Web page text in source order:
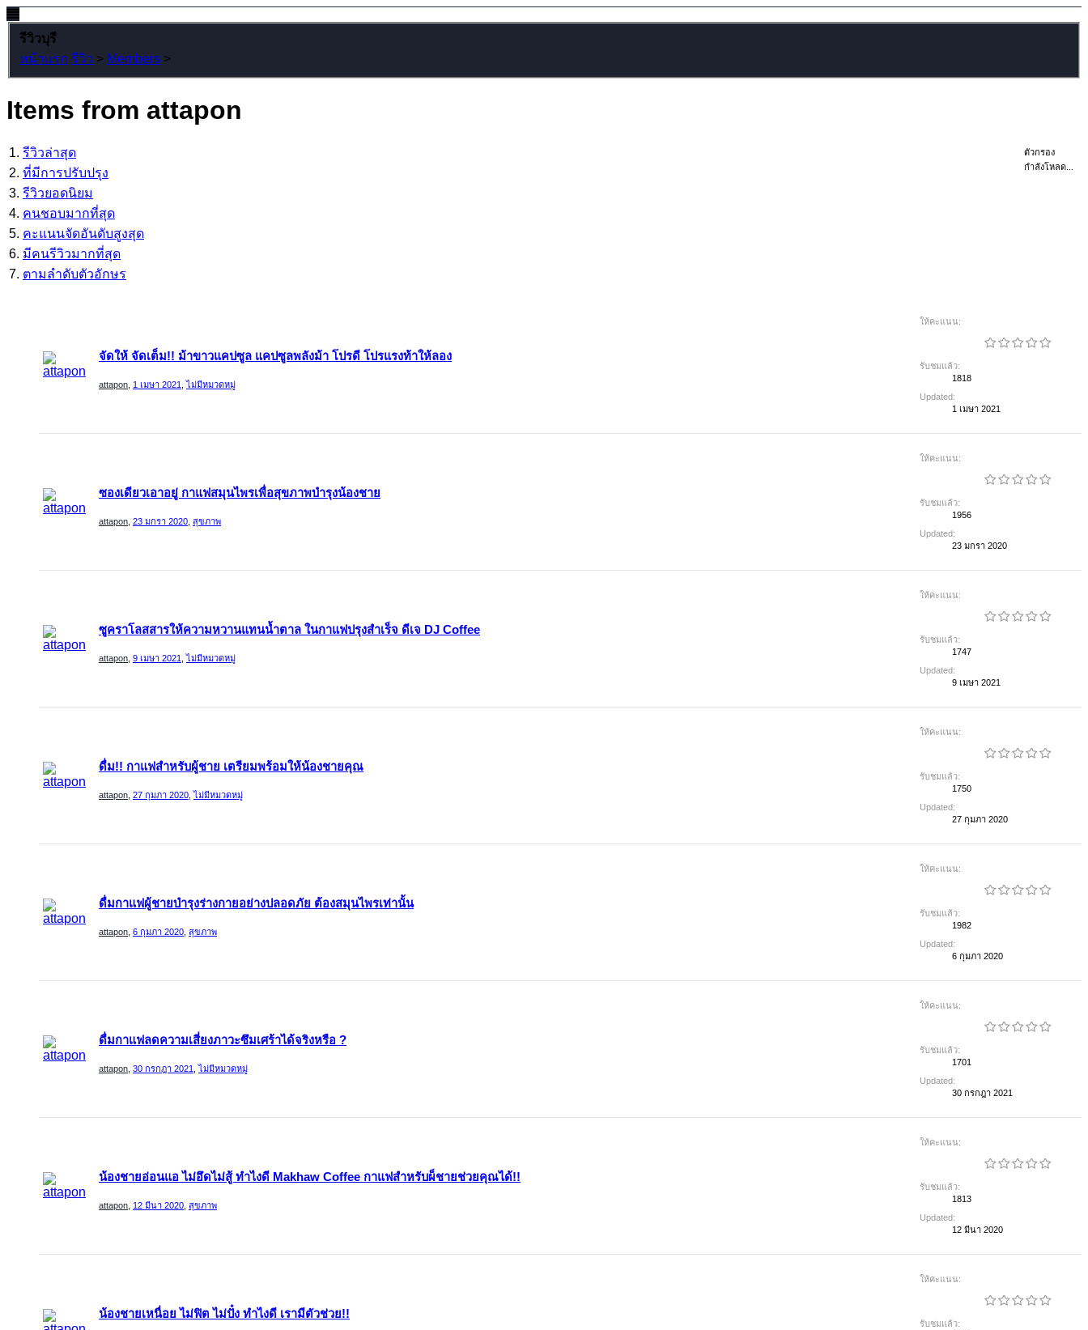
รีวิวบุรี
หน้าแรก รีวิว > Members >
Items from attapon
ตัวกรอง
กำลังโหลด...
รีวิวล่าสุด
ที่มีการปรับปรุง
รีวิวยอดนิยม
คนชอบมากที่สุด
คะแนนจัดอันดับสูงสุด
มีคนรีวิวมากที่สุด
ตามลำดับตัวอักษร
จัดให้ จัดเต็ม!! ม้าขาวแคปซูล แคปซูลพลังม้า โปรดี โปรแรงท้าให้ลอง
attapon 1 เมษา 2021 ,ไม่มีหมวดหมู่
ให้คะแนน:
รับชมแล้ว:
1818
Updated:
1 เมษา 2021
ซองเดียวเอาอยู่ กาแฟสมุนไพรเพื่อสุขภาพบำรุงน้องชาย
attapon 23 มกรา 2020 สุขภาพ
ให้คะแนน:
รับชมแล้ว:
1956
Updated:
23 มกรา 2020
ซูคราโลสสารให้ความหวานแทนน้ำตาล ในกาแฟปรุงสำเร็จ ดีเจ DJ Coffee
attapon 9 เมษา 2021 ,ไม่มีหมวดหมู่
ให้คะแนน:
รับชมแล้ว:
1747
Updated:
9 เมษา 2021
ดื่ม!! กาแฟสำหรับผู้ชาย เตรียมพร้อมให้น้องชายคุณ
attapon 27 กุมภา 2020 ,ไม่มีหมวดหมู่
ให้คะแนน:
รับชมแล้ว:
1750
Updated:
27 กุมภา 2020
ดื่มกาแฟผู้ชายบำรุงร่างกายอย่างปลอดภัย ต้องสมุนไพรเท่านั้น
attapon 6 กุมภา 2020 สุขภาพ
ให้คะแนน:
รับชมแล้ว:
1982
Updated:
6 กุมภา 2020
ดื่มกาแฟลดความเสี่ยงภาวะซึมเศร้าได้จริงหรือ ?
attapon 30 กรกฎา 2021 ,ไม่มีหมวดหมู่
ให้คะแนน:
รับชมแล้ว:
1701
Updated:
30 กรกฎา 2021
น้องชายอ่อนแอ ไม่อึดไม่สู้ ทำไงดี Makhaw Coffee กาแฟสำหรับผ็ชายช่วยคุณได้!!
attapon 12 มีนา 2020 สุขภาพ
ให้คะแนน:
รับชมแล้ว:
1813
Updated:
12 มีนา 2020
น้องชายเหนื่อย ไม่ฟิต ไม่ปั๋ง ทำไงดี เรามีตัวช่วย!!
ให้คะแนน:
รับชมแล้ว: